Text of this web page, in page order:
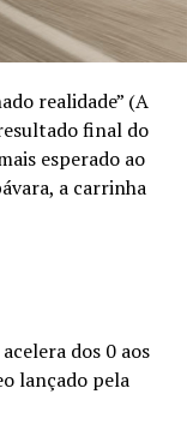
realidade” (A
final do
esperado ao
a carrinha
dos 0 aos
lançado pela